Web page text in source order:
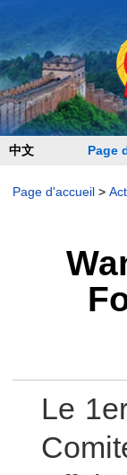
中文 Page
Page d'accueil>
Le